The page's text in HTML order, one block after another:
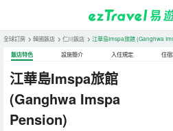
全球訂房 > 韓國飯店 > 仁川飯店 > 江華島Imspa旅館(Ganghwa
飯店特色 設施簡介 入住規定 住宿
江華島Imspa旅館
(Ganghwa Imspa
Pension)